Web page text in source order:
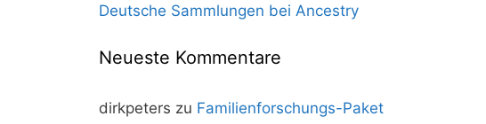
Deutsche Sammlungen bei Ancestry
Neueste Kommentare
dirkpeters zu Familienforschungs-Paket